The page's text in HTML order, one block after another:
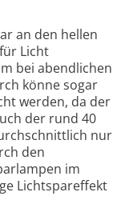
an den hellen
Licht
bei abendlichen
könne sogar
werden, da der
der rund 40
nur
den
im
Lichtspareffekt